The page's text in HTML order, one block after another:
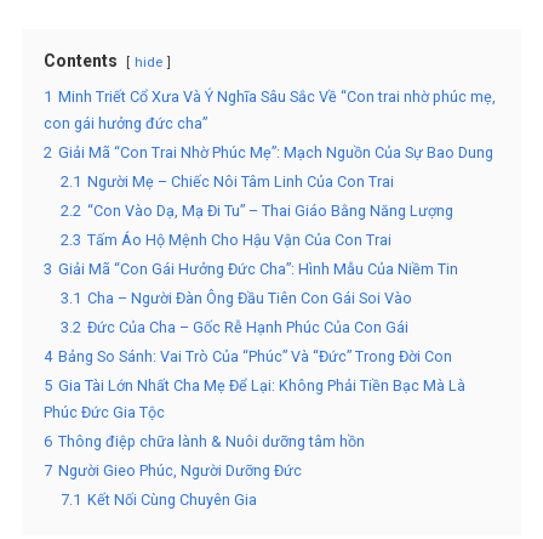
Contents hide
1 Minh Triết Cổ Xưa Và Ý Nghĩa Sâu Sắc Về “Con trai nhờ phúc mẹ,
con gái hưởng đức cha”
2 Giải Mã “Con Trai Nhờ Phúc Mẹ”: Mạch Nguồn Của Sự Bao Dung
2.1 Người Mẹ – Chiếc Nôi Tâm Linh Của Con Trai
2.2 “Con Vào Dạ, Mạ Đi Tu” – Thai Giáo Bằng Năng Lượng
2.3 Tấm Áo Hộ Mệnh Cho Hậu Vận Của Con Trai
3 Giải Mã “Con Gái Hưởng Đức Cha”: Hình Mẫu Của Niềm Tin
3.1 Cha – Người Đàn Ông Đầu Tiên Con Gái Soi Vào
3.2 Đức Của Cha – Gốc Rễ Hạnh Phúc Của Con Gái
4 Bảng So Sánh: Vai Trò Của “Phúc” Và “Đức” Trong Đời Con
5 Gia Tài Lớn Nhất Cha Mẹ Để Lại: Không Phải Tiền Bạc Mà Là
Phúc Đức Gia Tộc
6 Thông điệp chữa lành & Nuôi dưỡng tâm hồn
7 Người Gieo Phúc, Người Dưỡng Đức
7.1 Kết Nối Cùng Chuyên Gia